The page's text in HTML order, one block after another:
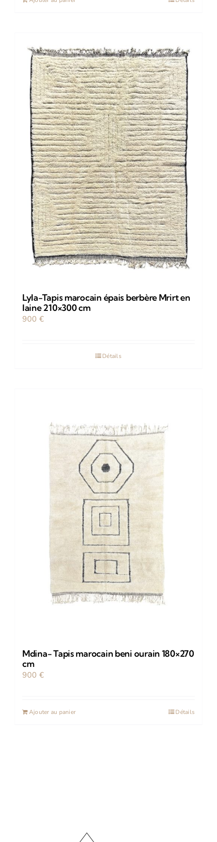
Lyla-Tapis marocain épais berbère Mrirt en
laine 210×300 cm
900 €
Détails
Mdina- Tapis marocain beni ourain 180×270
cm
900 €
Ajouter au panier Détails